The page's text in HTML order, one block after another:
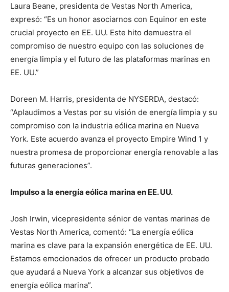
Laura Beane, presidenta de Vestas North America,
expresó: “Es un honor asociarnos con Equinor en este
crucial proyecto en EE. UU. Este hito demuestra el
compromiso de nuestro equipo con las soluciones de
energía limpia y el futuro de las plataformas marinas en
EE. UU.”
Doreen M. Harris, presidenta de NYSERDA, destacó:
“Aplaudimos a Vestas por su visión de energía limpia y su
compromiso con la industria eólica marina en Nueva
York. Este acuerdo avanza el proyecto Empire Wind 1 y
nuestra promesa de proporcionar energía renovable a las
futuras generaciones”.
Impulso a la energía eólica marina en EE. UU.
Josh Irwin, vicepresidente sénior de ventas marinas de
Vestas North America, comentó: “La energía eólica
marina es clave para la expansión energética de EE. UU.
Estamos emocionados de ofrecer un producto probado
que ayudará a Nueva York a alcanzar sus objetivos de
energía eólica marina”.